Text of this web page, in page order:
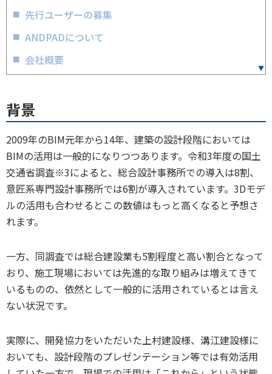
先行ユーザーの募集
ANDPADについて
会社概要
背景
2009年のBIM元年から14年、建築の設計段階においては
BIMの活用は一般的になりつつあります。令和3年度の国土
交通省調査※3によると、総合設計事務所での導入は8割、
意匠系専門設計事務所では6割が導入されています。3Dモデ
ルの活用も合わせるとこの数値はもっと高くなると予想さ
れます。
一方、同調査では総合建設業も5割程度と高い割合となって
おり、施工現場においては先進的な取り組みは増えてきて
いるものの、依然として一般的に活用されているとは言え
ない状況です。
実際に、開発協力をいただいた上村建設様、溝江建設様に
おいても、設計段階のプレゼンテーション等では有効活用